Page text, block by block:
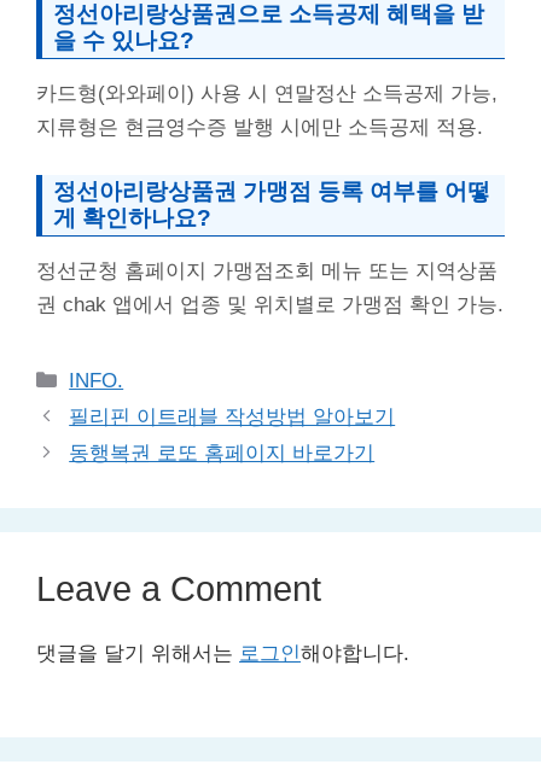
정선아리랑상품권으로 소득공제 혜택을 받
을 수 있나요?
카드형(와와페이) 사용 시 연말정산 소득공제 가능,
지류형은 현금영수증 발행 시에만 소득공제 적용.
정선아리랑상품권 가맹점 등록 여부를 어떻
게 확인하나요?
정선군청 홈페이지 가맹점조회 메뉴 또는 지역상품
권 chak 앱에서 업종 및 위치별로 가맹점 확인 가능.
Categories
INFO.
필리핀 이트래블 작성방법 알아보기
동행복권 로또 홈페이지 바로가기
Leave a Comment
댓글을 달기 위해서는 로그인해야합니다.